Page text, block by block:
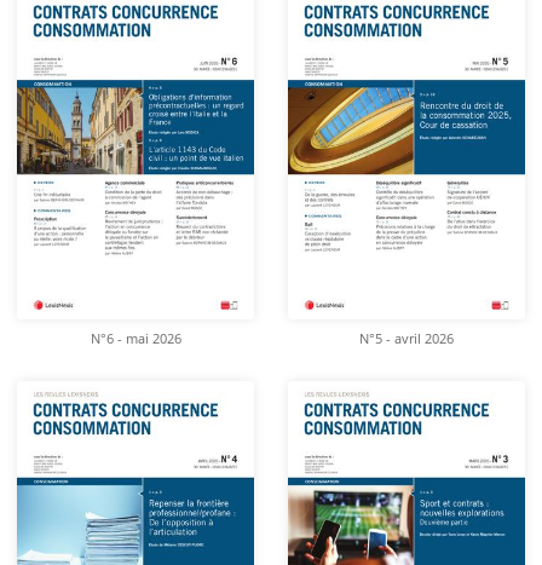
N°6 - mai 2026 N°5 - avril 2026